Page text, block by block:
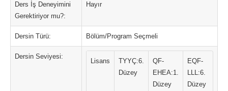
Ders İş Deneyimini
Gerektiriyor mu?:
Hayır
Dersin Türü: Bölüm/Program Seçmeli
Dersin Seviyesi:
Lisans
TYYÇ:6.
Düzey
QF-
EHEA:1.
Düzey
EQF-
LLL:6.
Düzey